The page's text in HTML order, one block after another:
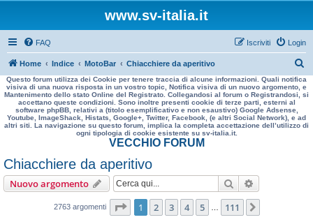
www.sv-italia.it
FAQ Login
Iscriviti
Home Indice MotoBar Chiacchiere da aperitivo
e
r
a
Questo forum utilizza dei Cookie per tenere traccia di alcune informazioni. Quali notifica
visiva di una nuova risposta in un vostro topic, Notifica visiva di un nuovo argomento, e
Mantenimento dello stato Online del Registrato. Collegandosi al forum o Registrandosi, si
accettano queste condizioni. Sono inoltre presenti cookie di terze parti, esterni al
software phpBB, relativi a (titolo esemplificativo e non esaustivo) Google Adsense,
Youtube, ImageShack, Histats, Google+, Twitter, Facebook, (e altri Social Network), e ad
altri siti. La navigazione su questo forum, implica la completa accettazione dell’utilizzo di
ogni tipologia di cookie esistente su sv-italia.it.
VECCHIO FORUM
Chiacchiere da aperitivo
Nuovo argomento Cerca
2763 argomenti Pagina di 111
1 2 3 4 5 111